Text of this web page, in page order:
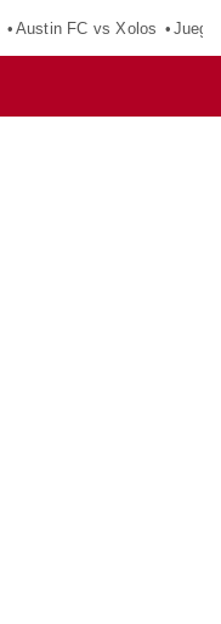
Austin FC vs Xolos